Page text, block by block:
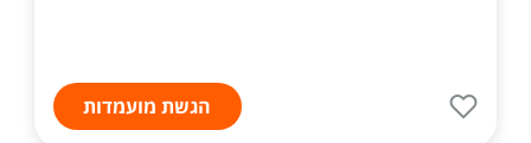
הגשת מועמדות